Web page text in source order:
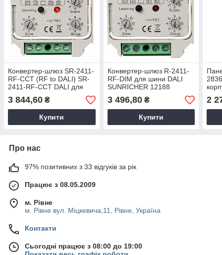
Конвертер-шлюз SR-2411-
RF-CCT (RF to DALI) SR-
2411-RF-CCT DALI для
шини DALI з функцією
ССТ SUNRICHER 12189
3 844,60 ₴
Купити
Конвертер-шлюз R-2411-
RF-DIM для шини DALI
SUNRICHER 12188
3 496,80₴
Купити
SR-
2
Про нас
97% позитивних з 33 відгуків за рік
Працює з 08.05.2009
м. Рівне
м. Рівне вул. Міцкевича,11, Рівне, Україна
Контакти
Сьогодні працює з 08:00 до 19:00